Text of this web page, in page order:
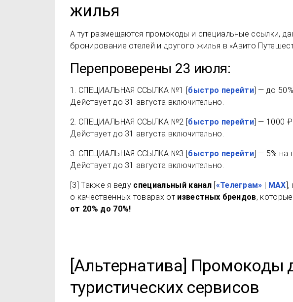
жилья
А тут размещаются промокоды и специальные ссылки,
бронирование отелей и другого жилья в «Авито
Перепроверены 23 июля:
1. СПЕЦИАЛЬНАЯ ССЫЛКА №1 [быстро перейти] — до
Действует до 31 августа включительно.
2. СПЕЦИАЛЬНАЯ ССЫЛКА №2 [быстро перейти] — 1000
Действует до 31 августа включительно.
3. СПЕЦИАЛЬНАЯ ССЫЛКА №3 [быстро перейти] — 5% на
Действует до 31 августа включительно.
[3] Также я веду специальный канал[«Телеграм» | MAX],
о качественных товарах от известных брендов,
от 20% до 70%!
[Альтернатива] Промокоды
туристических сервисов